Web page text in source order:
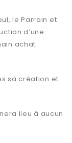
le Parrain et
d’une
achat
sa création et
lieu à aucun